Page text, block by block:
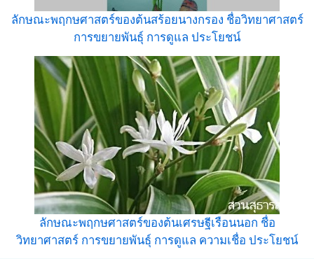
ลักษณะพฤกษศาสตร์ของต้นสร้อยนางกรอง ชื่อวิทยาศาสตร์
การขยายพันธุ์ การดูแล ประโยชน์
ลักษณะพฤกษศาสตร์ของต้นเศรษฐีเรือนนอก ชื่อ
วิทยาศาสตร์ การขยายพันธุ์ การดูแล ความเชื่อ ประโยชน์